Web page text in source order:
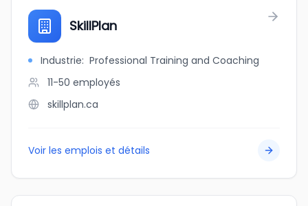
SkillPlan
Industrie: Professional Training and Coaching
11-50 employés
skillplan.ca
Voir les emplois et détails